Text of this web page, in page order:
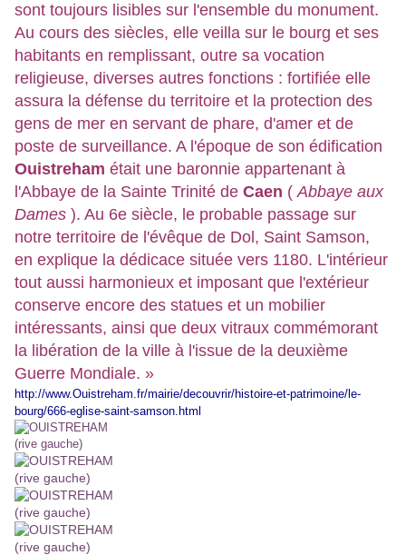
sont toujours lisibles sur l'ensemble du monument.
Au cours des siècles, elle veilla sur le bourg et ses
habitants en remplissant, outre sa vocation
religieuse, diverses autres fonctions : fortifiée elle
assura la défense du territoire et la protection des
gens de mer en servant de phare, d'amer et de
poste de surveillance. A l'époque de son édification
Ouistreham était une baronnie appartenant à
l'Abbaye de la Sainte Trinité de Caen (Abbaye aux
Dames ). Au 6e siècle, le probable passage sur
notre territoire de l'évêque de Dol, Saint Samson,
en explique la dédicace située vers 1180. L'intérieur
tout aussi harmonieux et imposant que l'extérieur
conserve encore des statues et un mobilier
intéressants, ainsi que deux vitraux commémorant
la libération de la ville à l'issue de la deuxième
Guerre Mondiale. »
http://www.Ouistreham.fr/mairie/decouvrir/histoire-et-patrimoine/le-
bourg/666-eglise-saint-samson.html